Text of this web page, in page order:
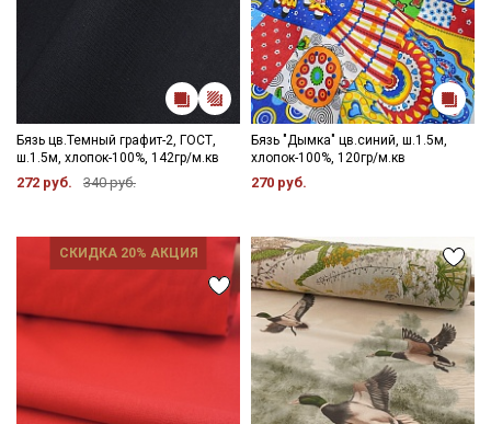
Бязь цв.Темный графит-2, ГОСТ,
ш.1.5м, хлопок-100%, 142гр/м.кв
272 руб. 340 руб.
Бязь "Дымка" цв.синий, ш.1.5м,
хлопок-100%, 120гр/м.кв
270 руб.
СКИДКА 20% АКЦИЯ